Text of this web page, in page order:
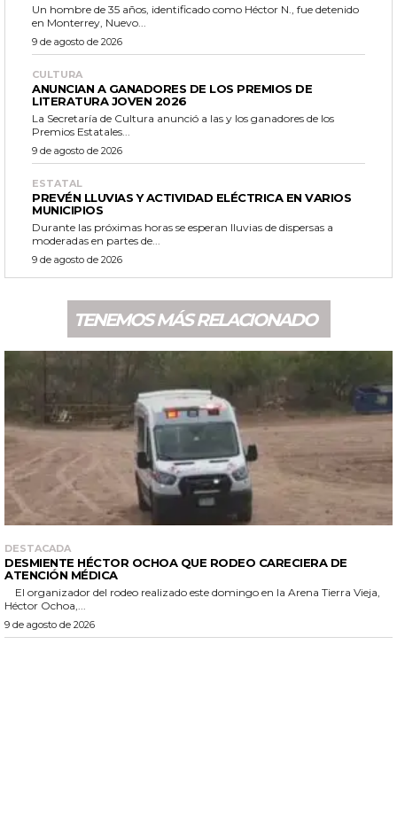
Un hombre de 35 años, identificado como Héctor N., fue detenido
en Monterrey, Nuevo...
9 de agosto de 2026
CULTURA
ANUNCIAN A GANADORES DE LOS PREMIOS DE
LITERATURA JOVEN 2026
La Secretaría de Cultura anunció a las y los ganadores de los
Premios Estatales...
9 de agosto de 2026
ESTATAL
PREVÉN LLUVIAS Y ACTIVIDAD ELÉCTRICA EN VARIOS
MUNICIPIOS
Durante las próximas horas se esperan lluvias de dispersas a
moderadas en partes de...
9 de agosto de 2026
TENEMOS MÁS RELACIONADO
DESTACADA
DESMIENTE HÉCTOR OCHOA QUE RODEO CARECIERA DE
ATENCIÓN MÉDICA
Héctor Ochoa,...
9 de agosto de 2026